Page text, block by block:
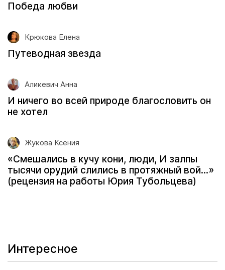
Победа любви
Крюкова Елена
Путеводная звезда
Аликевич Анна
И ничего во всей природе благословить он
не хотел
Жукова Ксения
«Смешались в кучу кони, люди, И залпы
тысячи орудий слились в протяжный вой...»
(рецензия на работы Юрия Тубольцева)
Интересное